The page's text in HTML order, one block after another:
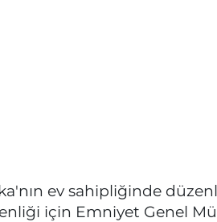
ev sahipliğinde
için Emniyet Genel